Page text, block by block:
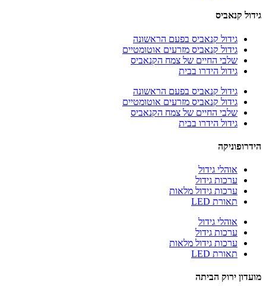
גידול קנאביס
גידול קנאביס בפעם הראשונה
גידול קנאביס מזרעים אוטומטיים
שלבי החיים של צמח הקנאביס
גידול הידרו בבית
גידול קנאביס בפעם הראשונה
גידול קנאביס מזרעים אוטומטיים
שלבי החיים של צמח הקנאביס
גידול הידרו בבית
הידרופוניקה
אוהלי גידול
ערכות גידול
ערכות גידול מלאות
תאורת LED
אוהלי גידול
ערכות גידול
ערכות גידול מלאות
תאורת LED
מועדון ירוק הביתה